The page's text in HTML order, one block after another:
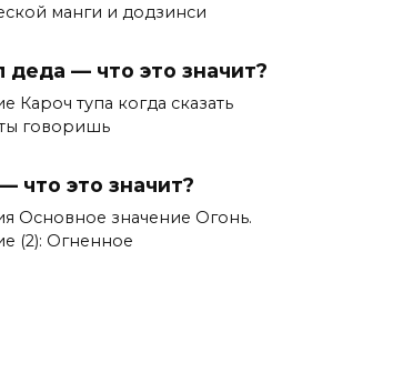
манги и додзинси
деда — что это значит?
Кароч тупа когда сказать
говоришь
что это значит?
Основное значение Огонь.
(2): Огненное